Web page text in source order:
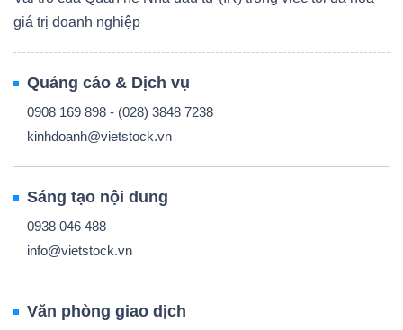
giá trị doanh nghiệp
Quảng cáo & Dịch vụ
0908 169 898 - (028) 3848 7238
kinhdoanh@vietstock.vn
Sáng tạo nội dung
0938 046 488
info@vietstock.vn
Văn phòng giao dịch